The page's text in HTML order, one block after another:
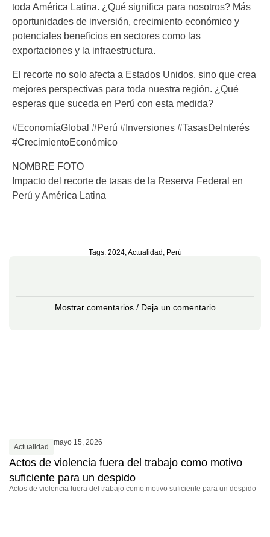
toda América Latina. ¿Qué significa para nosotros? Más
oportunidades de inversión, crecimiento económico y
potenciales beneficios en sectores como las
exportaciones y la infraestructura.
El recorte no solo afecta a Estados Unidos, sino que crea
mejores perspectivas para toda nuestra región. ¿Qué
esperas que suceda en Perú con esta medida?
#EconomíaGlobal #Perú #Inversiones #TasasDeInterés
#CrecimientoEconómico
NOMBRE FOTO
Impacto del recorte de tasas de la Reserva Federal en
Perú y América Latina
Tags: 2024,Actualidad , Perú
Mostrar comentarios / Deja un comentario
Actualidad
mayo 15, 2026
Actos de violencia fuera del trabajo como motivo
suficiente para un despido
Actos de violencia fuera del trabajo como motivo suficiente para un despido